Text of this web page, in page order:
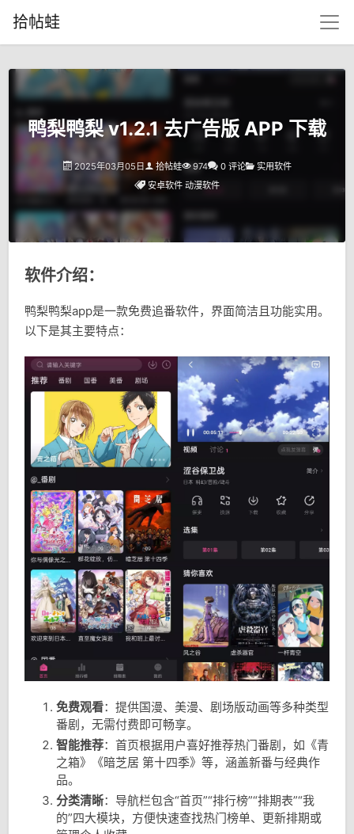
拾帖蛙
鸭梨鸭梨 v1.2.1 去广告版 APP 下载
2025年03月05日 拾帖蛙 974 0 评论
实用软件
安卓软件 动漫软件
软件介绍：
鸭梨鸭梨app是一款免费追番软件，界面简洁且功能实用。
以下是其主要特点：
免费观看：提供国漫、美漫、剧场版动画等多种类型
番剧，无需付费即可畅享。
智能推荐：首页根据用户喜好推荐热门番剧，如《青
之箱》《暗芝居 第十四季》等，涵盖新番与经典作
品。
分类清晰：导航栏包含“首页”“排行榜”“排期表”“我
的”四大模块，方便快速查找热门榜单、更新排期或